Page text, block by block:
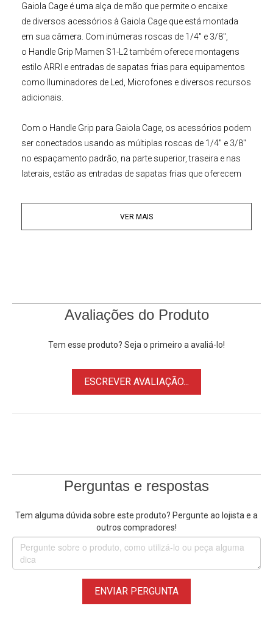
Gaiola Cage é uma alça de mão que permite o encaixe
de diversos acessórios à Gaiola Cage que está montada
em sua câmera. Com inúmeras roscas de 1/4" e 3/8",
o Handle Grip Mamen S1-L2também oferece montagens
estilo ARRI e entradas de sapatas frias para equipamentos
como Iluminadores de Led, Microfones e diversos recursos
adicionais.
Com o Handle Grip para Gaiola Cage , os acessórios podem
ser conectados usando as múltiplas roscas de 1/4" e 3/8"
no espaçamento padrão, na parte superior, traseira e nas
laterais, estão as entradas de sapatas frias que oferecem
acessórios padrão Arri. Além disso, uma chave Allen para
ajustes está incluída armazenada na base superior.
pode ser apertado diretamente à mão. Ideal para montagem
Monitor de Referência
Painel de LED, Transmissores sem fio e muito mais.
Principais Características:
• Alça de mão Universal Mamen S1-L2 para Gaiolas Cage
• Feita de liga de alumínio, construção leve, resistente
e confortável ao segurar.
*Imagens Ilustrativas.
VER MAIS
Avaliações do Produto
Tem esse produto? Seja o primeiro a avaliá-lo!
ESCREVER AVALIAÇÃO...
Perguntas e respostas
Tem alguma dúvida sobre este produto? Pergunte ao lojista e a
outros compradores!
ENVIAR PERGUNTA